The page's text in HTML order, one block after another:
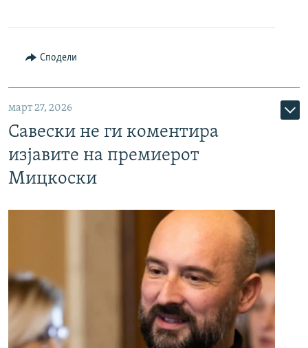
Сподели
март 27, 2026
Савески не ги коментира
изјавите на премиерот
Мицкоски